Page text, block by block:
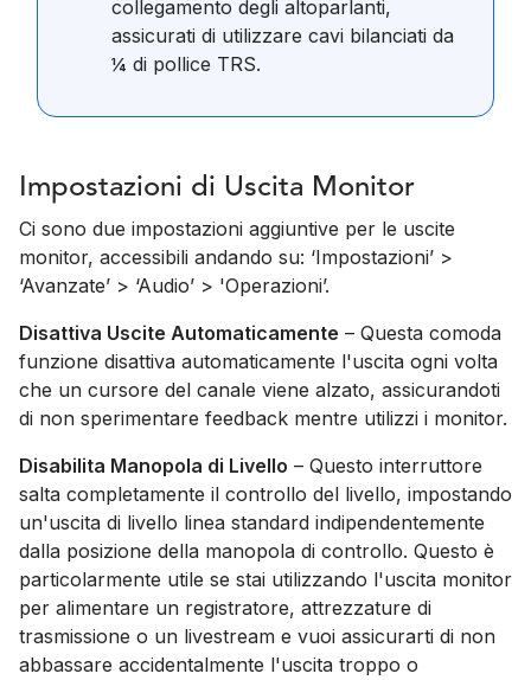
collegamento degli altoparlanti,
assicurati di utilizzare cavi bilanciati da
¼ di pollice TRS.
Impostazioni di Uscita Monitor
Ci sono due impostazioni aggiuntive per le uscite
monitor, accessibili andando su: ‘Impostazioni’ >
‘Avanzate’ > ‘Audio’ > 'Operazioni’.
Disattiva Uscite Automaticamente – Questa comoda
funzione disattiva automaticamente l'uscita ogni volta
che un cursore del canale viene alzato, assicurandoti
di non sperimentare feedback mentre utilizzi i monitor.
Disabilita Manopola di Livello – Questo interruttore
salta completamente il controllo del livello, impostando
un'uscita di livello linea standard indipendentemente
dalla posizione della manopola di controllo. Questo è
particolarmente utile se stai utilizzando l'uscita monitor
per alimentare un registratore, attrezzature di
trasmissione o un livestream e vuoi assicurarti di non
abbassare accidentalmente l'uscita troppo o